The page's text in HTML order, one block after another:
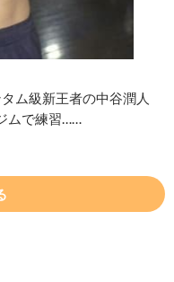
ム級新王者の中谷潤人
ムで練習……